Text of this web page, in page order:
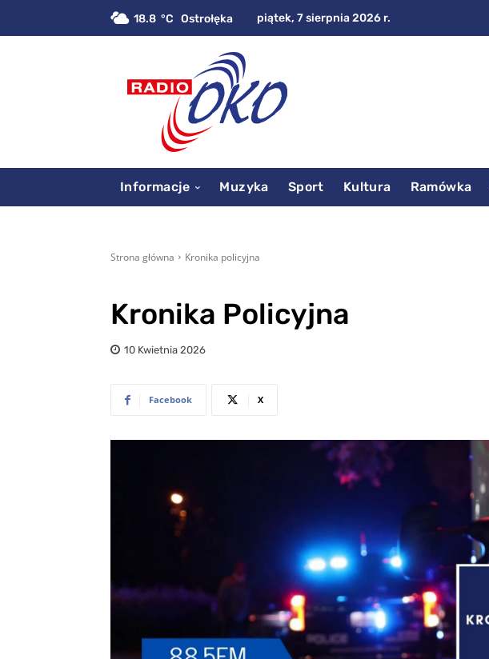
18.8 C Ostrołęka piątek, 7 sierpnia 2026 r.
Informacje Muzyka Sport Kultura Ramówka
Strona główna Kronika policyjna
Kronika Policyjna
10 Kwietnia 2026
Facebook X